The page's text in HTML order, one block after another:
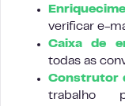
verificar e-
Caixa de
todas as
Construtor
trabalho